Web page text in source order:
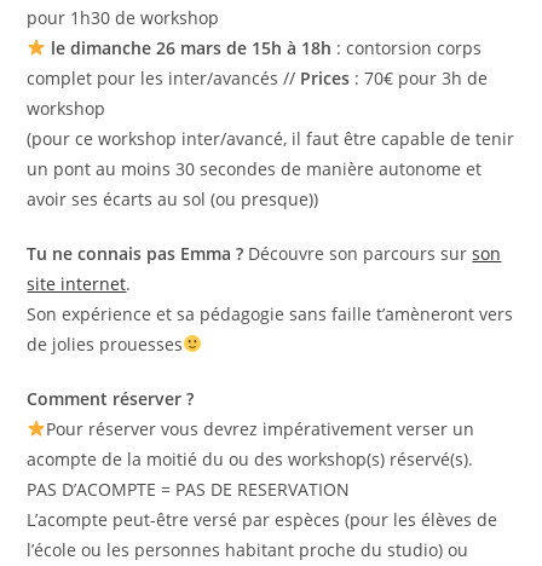
pour 1h30 de workshop
le dimanche 26 mars de 15h à 18h : contorsion corps
complet pour les inter/avancés // Prices : 70€ pour 3h de
workshop
(pour ce workshop inter/avancé, il faut être capable de tenir
un pont au moins 30 secondes de manière autonome et
avoir ses écarts au sol (ou presque))
Tu ne connais pas Emma ? Découvre son parcours surson
site internet.
Son expérience et sa pédagogie sans faille t’amèneront vers
de jolies prouesses
Comment réserver ?
Pour réserver vous devrez impérativement verser un
acompte de la moitié du ou des workshop(s) réservé(s).
PAS D’ACOMPTE = PAS DE RESERVATION
L’acompte peut-être versé par espèces (pour les élèves de
l’école ou les personnes habitant proche du studio) ou